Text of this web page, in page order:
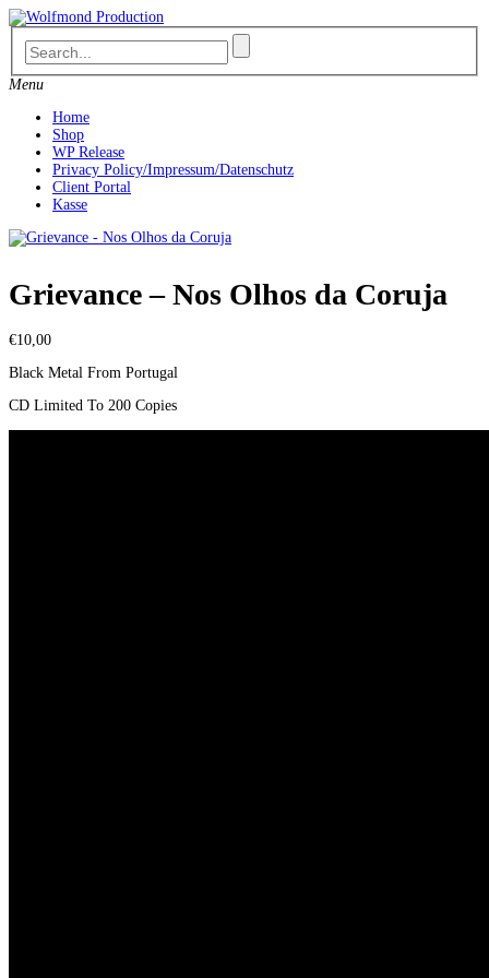
Skip
to
content
Menu
Home
Shop
WP Release
Privacy Policy/Impressum/Datenschutz
Client Portal
Kasse
Grievance – Nos Olhos da Coruja
€10,00
Black Metal From Portugal
CD Limited To 200 Copies